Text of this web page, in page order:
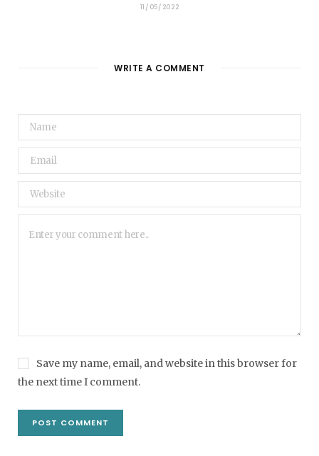
11/05/2022
WRITE A COMMENT
Save my name, email, and website in this browser for
the next time I comment.